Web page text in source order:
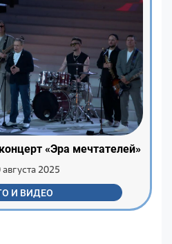
«Эра мечтателей»
2025
И ВИДЕО